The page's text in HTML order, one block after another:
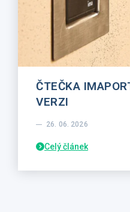
ČTEČKA
VERZI
26. 06. 2026
Celý článek